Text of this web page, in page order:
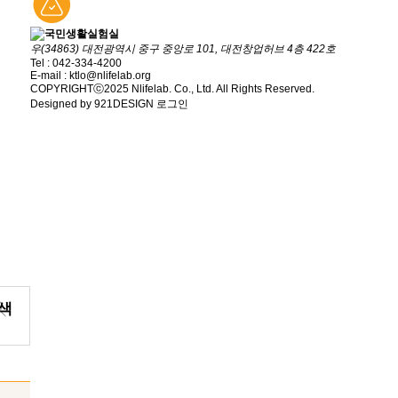
우(34863) 대전광역시 중구 중앙로 101, 대전창업허브 4층 422호
Tel : 042-334-4200
E-mail : ktlo@nlifelab.org
COPYRIGHTⓒ2025 Nlifelab. Co., Ltd. All Rights Reserved.
Designed by 921DESIGN 로그인